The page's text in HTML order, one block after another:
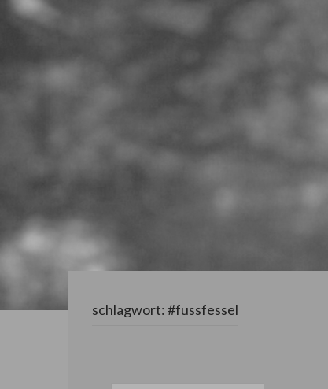
schlagwort:#fussfessel